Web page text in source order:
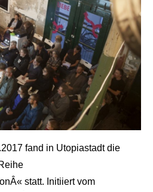
fand in Utopiastadt die
statt. Initiiert vom